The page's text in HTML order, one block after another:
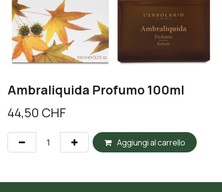
Ambraliquida Profumo 100ml
44,50 CHF
Aggiungi al carrello